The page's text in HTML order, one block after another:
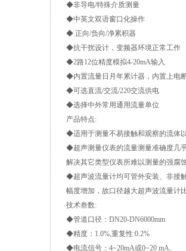
◆非导电/特殊介质测量
◆中英文双语窗口化操作
◆ 正向/负向/净累积器
◆抗干扰设计，变频器环境正常工作
◆2路12位精度模拟4-20mA输入
◆内置流量日月年累计器，内置上电
◆可选直流/交流/220交流供电
◆选择中外常用通用流量单位
产品特点:
◆适用于测量不易接触和观察的流体
◆超声测量仪表的流量测量准确度几
解决其它类型仪表所难以测量的强腐
◆超声波流量计均可管外安装、非接
幅度增加，故口径越大超声波流量计
技术叁数:
◆管道口径：DN20-DN6000mm
◆精度：1.0%,重复性:0.2%
◆电流信号：4~20mA或0~20 mA,